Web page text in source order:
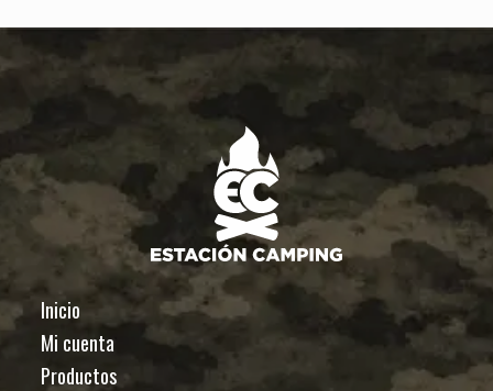
Inicio
Mi cuenta
Productos